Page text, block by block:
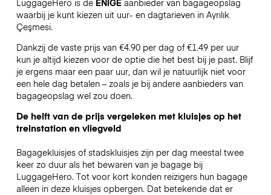
waarbij je kunt kiezen uit uur- en dagtarieven in Ayrılık
Çeşmesi.
Dankzij de vaste prijs van €4.90 per dag of €1.49 per uur
kun je altijd kiezen voor de optie die het best bij je past. Blijf
je ergens maar een paar uur, dan wil je natuurlijk niet voor
een hele dag betalen – zoals je bij andere aanbieders van
bagageopslag wel zou doen.
De helft van de prijs vergeleken met kluisjes op het
treinstation en vliegveld
Bagagekluisjes of stadskluisjes zijn per dag meestal twee
keer zo duur als het bewaren van je bagage bij
LuggageHero. Tot voor kort konden reizigers hun bagage
alleen in deze kluisjes opbergen. Dat betekende dat er